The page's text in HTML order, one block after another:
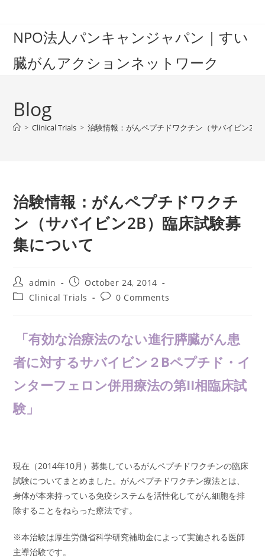
contentNPO法人パンキャンジャパン｜すい
臓がんアクションネットワーク
Blog
> Clinical Trials > 治験情報：がんペプチドワクチン（サバイビン2B
治験情報：がんペプチドワクチ
ン（サバイビン2B）臨床試験募
集について
Post
author:
admin
Post
published:
October 24, 2014
PostClinical Trials
Post0 Comments
「有効な治療法のない進行膵臓がん患
者に対するサバイビン２Bペプチド・イ
ンターフェロン併用療法の第II相臨床試
験」
現在（2014年10月）募集しているがんペプチドワクチンの臨床
試験についてまとめました。がんペプチドワクチン療法とは、
身体が本来持っている免疫システムを活性化してがん細胞を排
除することをねらった療法です。
※本治験は厚生労働省科学研究補助金によって実施される医師
主導治験です。